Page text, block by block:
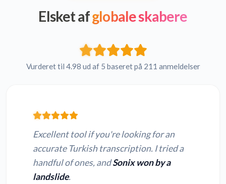
Elsket afglobale skabere
Vurderet til 4.98 ud af 5 baseret på 211 anmeldelser
Excellent tool if you're looking for an
accurate Turkish transcription. I tried a
handful of ones, andSonix won by a
landslide.